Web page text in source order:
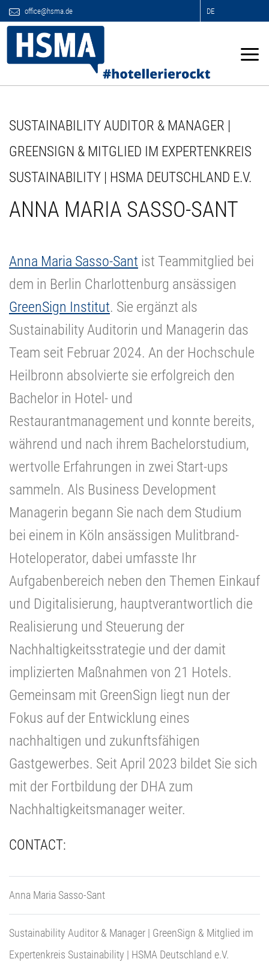
office@hsma.de DE
SUSTAINABILITY AUDITOR & MANAGER |
GREENSIGN & MITGLIED IM EXPERTENKREIS
SUSTAINABILITY | HSMA DEUTSCHLAND E.V.
ANNA MARIA SASSO-SANT
Anna Maria Sasso-Sant ist Teammitglied bei
dem in Berlin Charlottenburg ansässigen
GreenSign Institut. Sie ergänzt als
Sustainability Auditorin und Managerin das
Team seit Februar 2024. An der Hochschule
Heilbronn absolvierte sie erfolgreich den
Bachelor in Hotel- und
Restaurantmanagement und konnte bereits,
während und nach ihrem Bachelorstudium,
wertvolle Erfahrungen in zwei Start-ups
sammeln. Als Business Development
Managerin begann Sie nach dem Studium
bei einem in Köln ansässigen Mulitbrand-
Hoteloperator, dabei umfasste Ihr
Aufgabenbereich neben den Themen Einkauf
und Digitalisierung, hauptverantwortlich die
Realisierung und Steuerung der
Nachhaltigkeitsstrategie und der damit
implizierten Maßnahmen von 21 Hotels.
Gemeinsam mit GreenSign liegt nun der
Fokus auf der Entwicklung eines
nachhaltigen und zukunftsfähigen
Gastgewerbes. Seit April 2023 bildet Sie sich
mit der Fortbildung der DHA zum
Nachhaltigkeitsmanager weiter.
CONTACT:
Anna Maria Sasso-Sant
Sustainability Auditor & Manager | GreenSign & Mitglied im
Expertenkreis Sustainability | HSMA Deutschland e.V.